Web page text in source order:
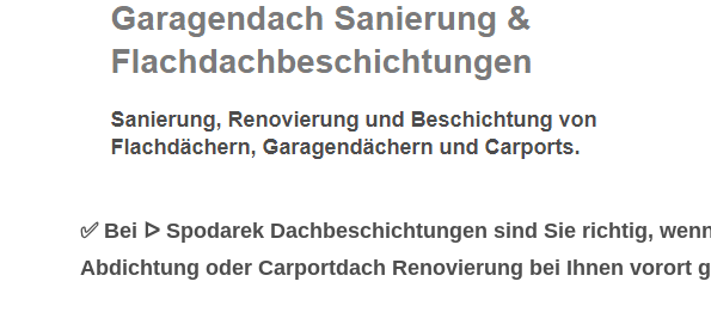
✅ Bei ᐅ Spodarek Dachbeschichtungen sind Sie richtig,
Abdichtung oder Carportdach Renovierung bei Ihnen vorort